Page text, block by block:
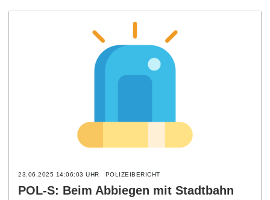
23.06.2025 14:06:03 UHR POLIZEIBERICHT
POL-S: Beim Abbiegen mit Stadtbahn